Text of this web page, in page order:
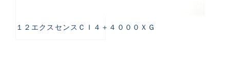
１２エクスセンスＣＩ４＋４０００ＸＧ